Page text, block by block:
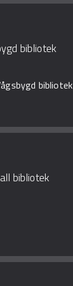
bibliotek
bibliotek
bibliotek